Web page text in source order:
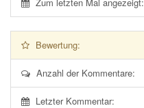
Bewertung:
Anzahl der Kommentare:
Letzter Kommentar: